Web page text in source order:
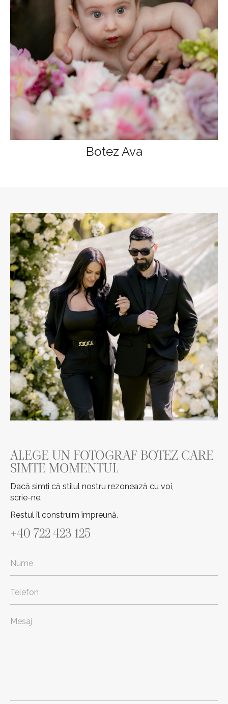
Botez Ava
ALEGE UN FOTOGRAF BOTEZ CARE
SIMTE MOMENTUL
Dacă simți că stilul nostru rezonează cu voi,
scrie-ne.
Restul îl construim împreună.
+40 722 423 125